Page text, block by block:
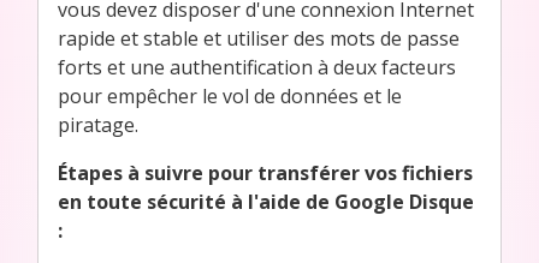
vous devez disposer d'une connexion Internet
rapide et stable et utiliser des mots de passe
forts et une authentification à deux facteurs
pour empêcher le vol de données et le
piratage.
Étapes à suivre pour transférer vos fichiers
en toute sécurité à l'aide de Google Disque
: